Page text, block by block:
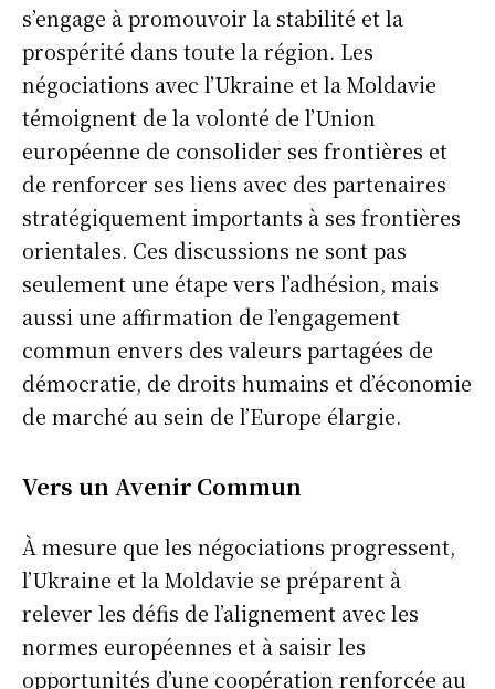
s’engage à promouvoir la stabilité et la
prospérité dans toute la région. Les
négociations avec l’Ukraine et la Moldavie
témoignent de la volonté de l’Union
européenne de consolider ses frontières et
de renforcer ses liens avec des partenaires
stratégiquement importants à ses frontières
orientales. Ces discussions ne sont pas
seulement une étape vers l’adhésion, mais
aussi une affirmation de l’engagement
commun envers des valeurs partagées de
démocratie, de droits humains et d’économie
de marché au sein de l’Europe élargie.
Vers un Avenir Commun
À mesure que les négociations progressent,
l’Ukraine et la Moldavie se préparent à
relever les défis de l’alignement avec les
normes européennes et à saisir les
opportunités d’une coopération renforcée au